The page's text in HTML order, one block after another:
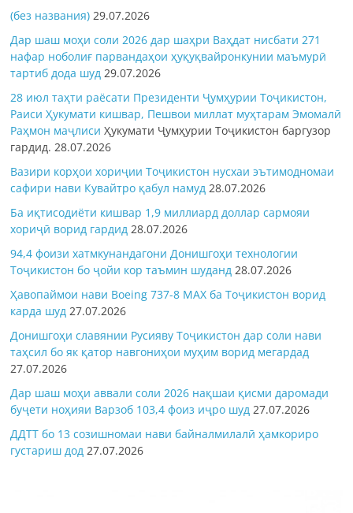
(без названия) 29.07.2026
Дар шаш моҳи соли 2026 дар шаҳри Ваҳдат нисбати 271
нафар ноболиғ парвандаҳои ҳуқуқвайронкунии маъмурӣ
тартиб дода шуд 29.07.2026
28 июл таҳти раёсати Президенти Ҷумҳурии Тоҷикистон,
Раиси Ҳукумати кишвар, Пешвои миллат муҳтарам Эмомалӣ
Раҳмон маҷлисиҲукумати Ҷумҳурии Тоҷикистон баргузор
гардид.28.07.2026
Вазири корҳои хориҷии Тоҷикистон нусхаи эътимодномаи
сафири нави Кувайтро қабул намуд 28.07.2026
Ба иқтисодиёти кишвар 1,9 миллиард доллар сармояи
хориҷӣ ворид гардид 28.07.2026
94,4 фоизи хатмкунандагони Донишгоҳи технологии
Тоҷикистон бо ҷойи кор таъмин шуданд 28.07.2026
Ҳавопаймои нави Boeing 737-8 MAX ба Тоҷикистон ворид
карда шуд 27.07.2026
Донишгоҳи славянии Русияву Тоҷикистон дар соли нави
таҳсил бо як қатор навгониҳои муҳим ворид мегардад
27.07.2026
Дар шаш моҳи аввали соли 2026 нақшаи қисми даромади
буҷети ноҳияи Варзоб 103,4 фоиз иҷро шуд 27.07.2026
ДДТТ бо 13 созишномаи нави байналмилалӣ ҳамкориро
густариш дод 27.07.2026